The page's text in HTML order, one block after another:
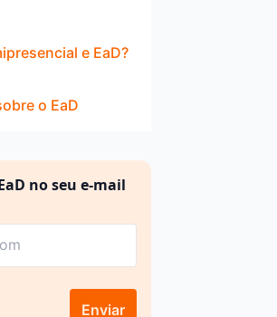
e EaD?
o EaD
no seu e-mail
Enviar